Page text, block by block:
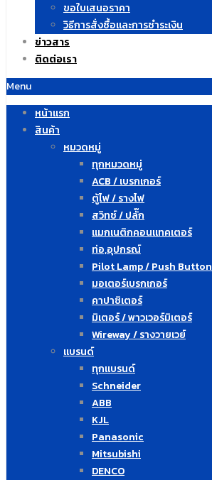
ขอใบเสนอราคา
วิธีการสั่งซื้อและการชำระเงิน
ข่าวสาร
ติดต่อเรา
Menu
หน้าแรก
สินค้า
หมวดหมู่
ทุกหมวดหมู่
ACB / เบรกเกอร์
ตู้ไฟ / รางไฟ
สวิทซ์ / ปลั๊ก
แมกเนติกคอนแทคเตอร์
ท่อ,อุปกรณ์
Pilot Lamp / Push Button
มอเตอร์เบรกเกอร์
คาปาซิเตอร์
มิเตอร์ / พาวเวอร์มิเตอร์
Wireway / รางวายเวย์
แบรนด์
ทุกแบรนด์
Schneider
ABB
KJL
Panasonic
Mitsubishi
DENCO